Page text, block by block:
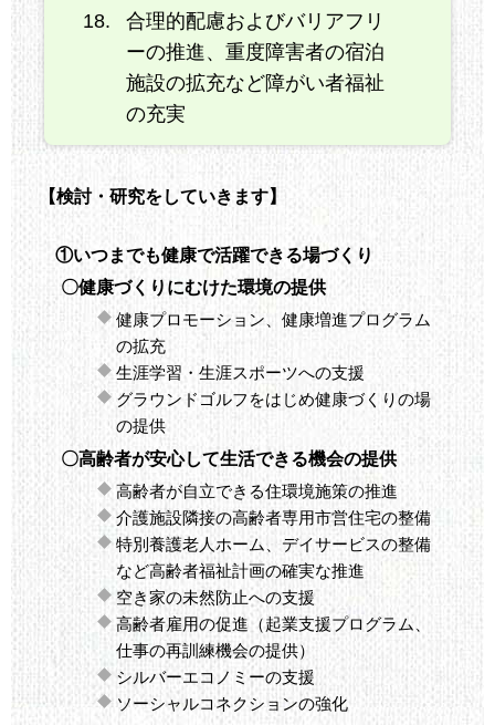
合理的配慮およびバリアフリ
ーの推進、重度障害者の宿泊
施設の拡充など障がい者福祉
の充実
【検討・研究をしていきます】
①いつまでも健康で活躍できる場づくり
〇健康づくりにむけた環境の提供
健康プロモーション、健康増進プログラム
の拡充
生涯学習・生涯スポーツへの支援
グラウンドゴルフをはじめ健康づくりの場
の提供
〇高齢者が安心して生活できる機会の提供
高齢者が自立できる住環境施策の推進
介護施設隣接の高齢者専用市営住宅の整備
特別養護老人ホーム、デイサービスの整備
など高齢者福祉計画の確実な推進
空き家の未然防止への支援
高齢者雇用の促進（起業支援プログラム、
仕事の再訓練機会の提供）
シルバーエコノミーの支援
ソーシャルコネクションの強化